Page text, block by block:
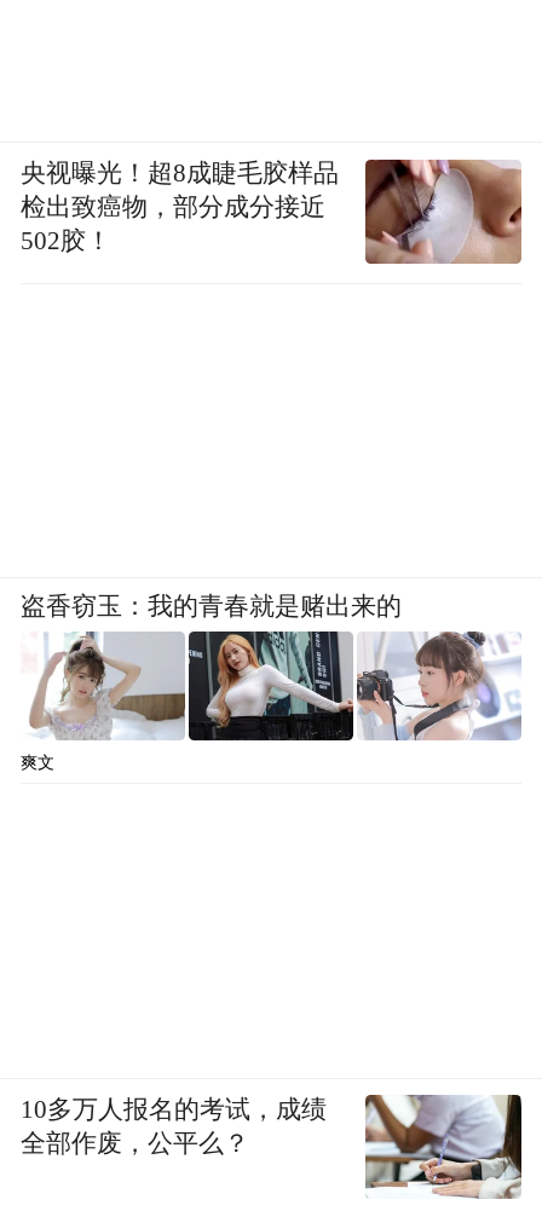
央视曝光！超8成睫毛胶样品
检出致癌物，部分成分接近
502胶！
盗香窃玉：我的青春就是赌出来的
爽文
10多万人报名的考试，成绩
全部作废，公平么？